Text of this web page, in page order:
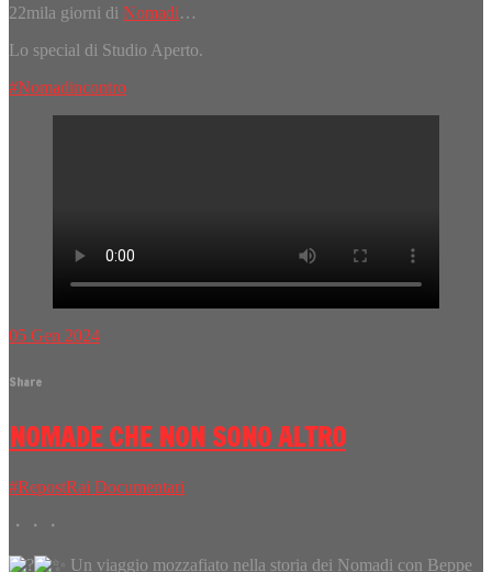
22mila giorni di Nomadi…
Lo special di Studio Aperto.
#Nomadincontro
05 Gen 2024
Share
NOMADE CHE NON SONO ALTRO
#RepostRai Documentari
・・・
Un viaggio mozzafiato nella storia dei Nomadi con Beppe